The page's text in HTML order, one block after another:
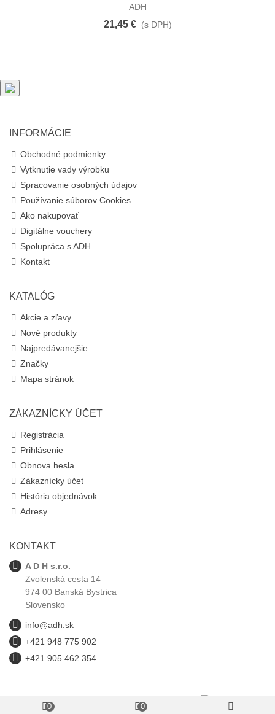
ADH
21,45 € (s DPH)
INFORMÁCIE
Obchodné podmienky
Vytknutie vady výrobku
Spracovanie osobných údajov
Používanie súborov Cookies
Ako nakupovať
Digitálne vouchery
Spolupráca s ADH
Kontakt
KATALÓG
Akcie a zľavy
Nové produkty
Najpredávanejšie
Značky
Mapa stránok
ZÁKAZNÍCKY ÚČET
Registrácia
Prihlásenie
Obnova hesla
Zákaznícky účet
História objednávok
Adresy
KONTAKT
A D H s.r.o.
Zvolenská cesta 14
974 00 Banská Bystrica
Slovensko
info@adh.sk
+421 948 775 902
+421 905 462 354
0 0